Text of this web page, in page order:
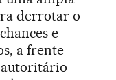
derrotar o
e
a frente